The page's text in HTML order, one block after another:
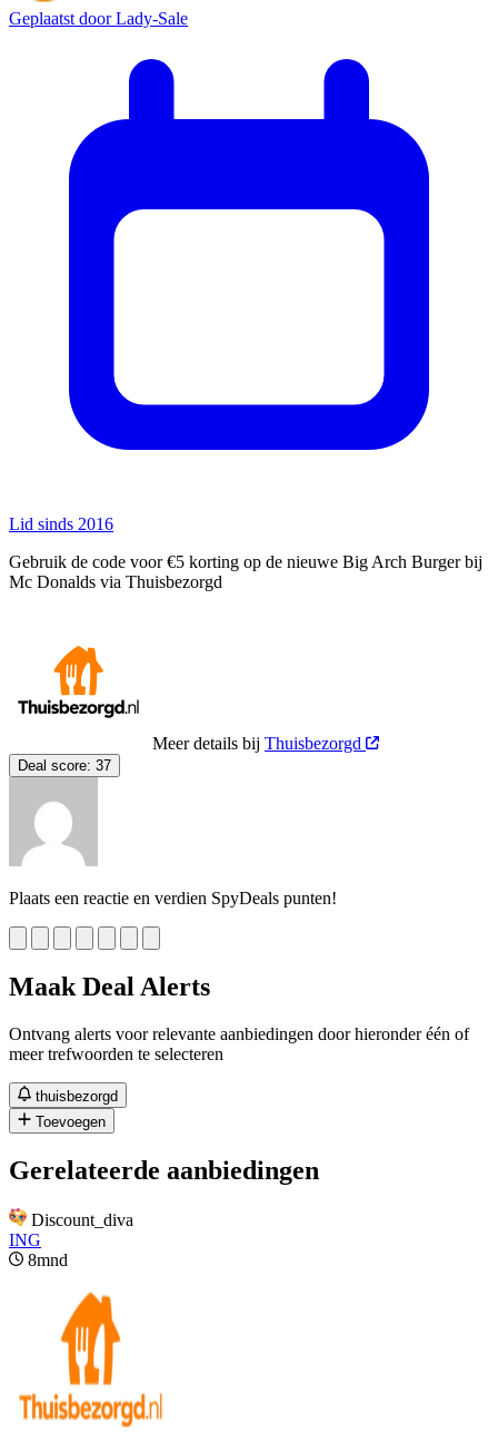
Geplaatst doorLady-Sale
Lid sinds 2016
Gebruik de code voor €5 korting op de nieuwe Big Arch Burger bij
Mc Donalds via Thuisbezorgd
Meer details bij Thuisbezorgd
Deal score: 37
Plaats een reactie en verdien SpyDeals punten!
Maak Deal Alerts
Ontvang alerts voor relevante aanbiedingen door hieronder één of
meer trefwoorden te selecteren
thuisbezorgd
Toevoegen
Gerelateerde aanbiedingen
Discount_diva
ING
8mnd